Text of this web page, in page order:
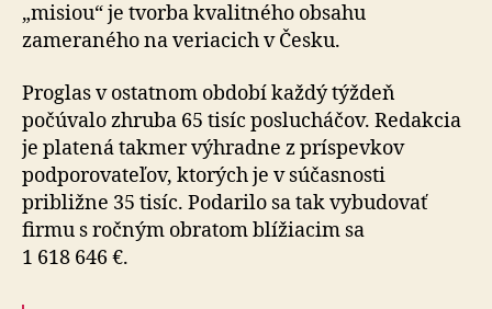
„misiou“ je tvorba kvalitného obsahu
zameraného na veriacich v Česku.
Proglas v ostatnom období každý týždeň
počúvalo zhruba 65 tisíc poslucháčov. Redakcia
je platená takmer výhradne z príspevkov
podporovateľov, ktorých je v súčasnosti
približne 35 tisíc. Podarilo sa tak vybudovať
firmu s ročným obratom blížiacim sa
1 618 646 €.